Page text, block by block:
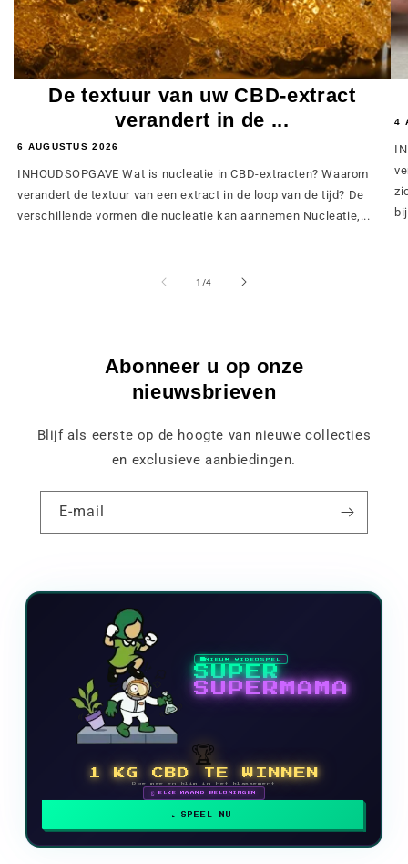
De textuur van uw CBD-extract
verandert in de ...
6 AUGUSTUS 2026
INHOUDSOPGAVE Wat is nucleatie in CBD-extracten? Waarom
verandert de textuur van een extract in de loop van de tijd? De
verschillende vormen die nucleatie kan aannemen Nucleatie,...
4
1 /van
4
Abonneer u op onze
nieuwsbrieven
Blijf als eerste op de hoogte van nieuwe collecties
en exclusieve aanbiedingen.
E-mail
NIEUW VIDEOSPEL
SUPER
SUPERMAMA
🏆
1 KG CBD TE WINNEN
Doe mee en klim in het klassement
🗓 ELKE MAAND BELONINGEN
SPEEL NU